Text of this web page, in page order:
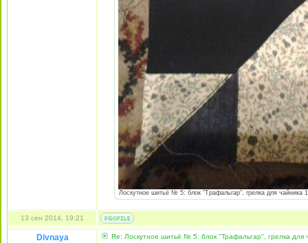
Лоскутное шитьё № 5: блок "Трафальгар", грелка для чайника
13 сен 2014, 19:21
Divnaya Re: Лоскутное шитьё № 5: блок "Трафальгар", грелка для